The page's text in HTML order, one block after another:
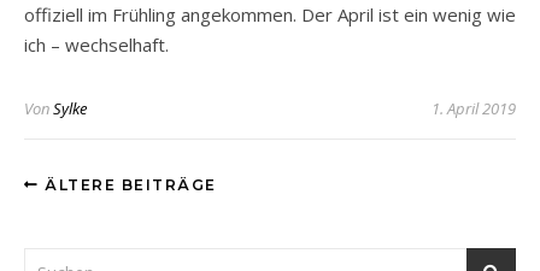
offiziell im Frühling angekommen. Der April ist ein wenig wie
ich – wechselhaft.
VonSylke 1. April 2019
ÄLTERE BEITRÄGE